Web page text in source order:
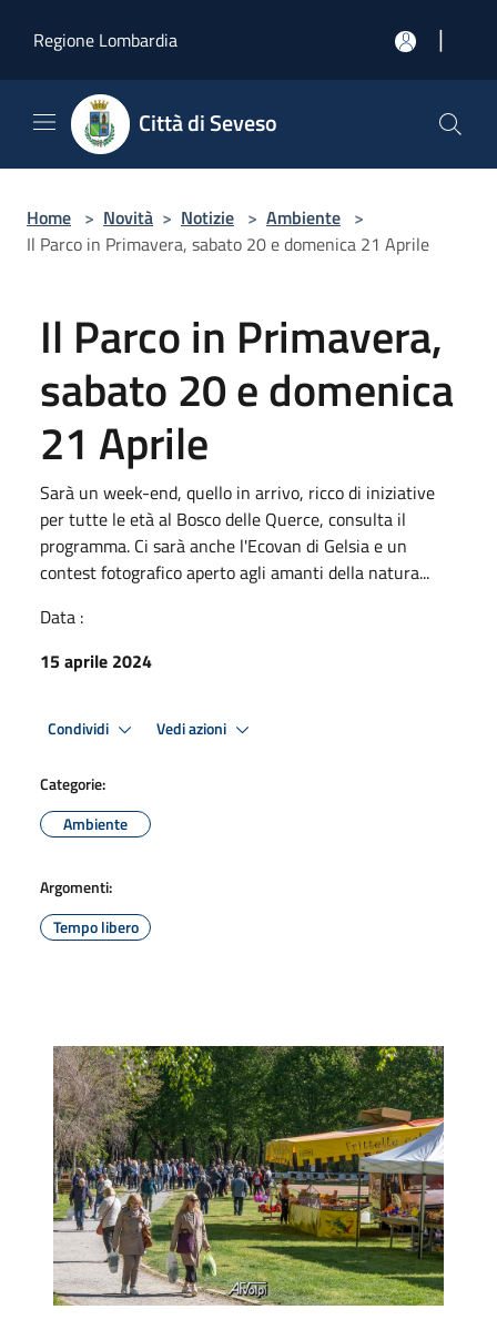
Regione Lombardia
|
Città di Seveso
Home > Novità > Notizie > Ambiente >
Il Parco in Primavera, sabato 20 e domenica 21 Aprile
Il Parco in Primavera,
sabato 20 e domenica
21 Aprile
Sarà un week-end, quello in arrivo, ricco di iniziative
per tutte le età al Bosco delle Querce, consulta il
programma. Ci sarà anche l'Ecovan di Gelsia e un
contest fotografico aperto agli amanti della natura...
Data :
15 aprile 2024
Condividi Vedi azioni
Categorie:
Ambiente
Argomenti:
Tempo libero